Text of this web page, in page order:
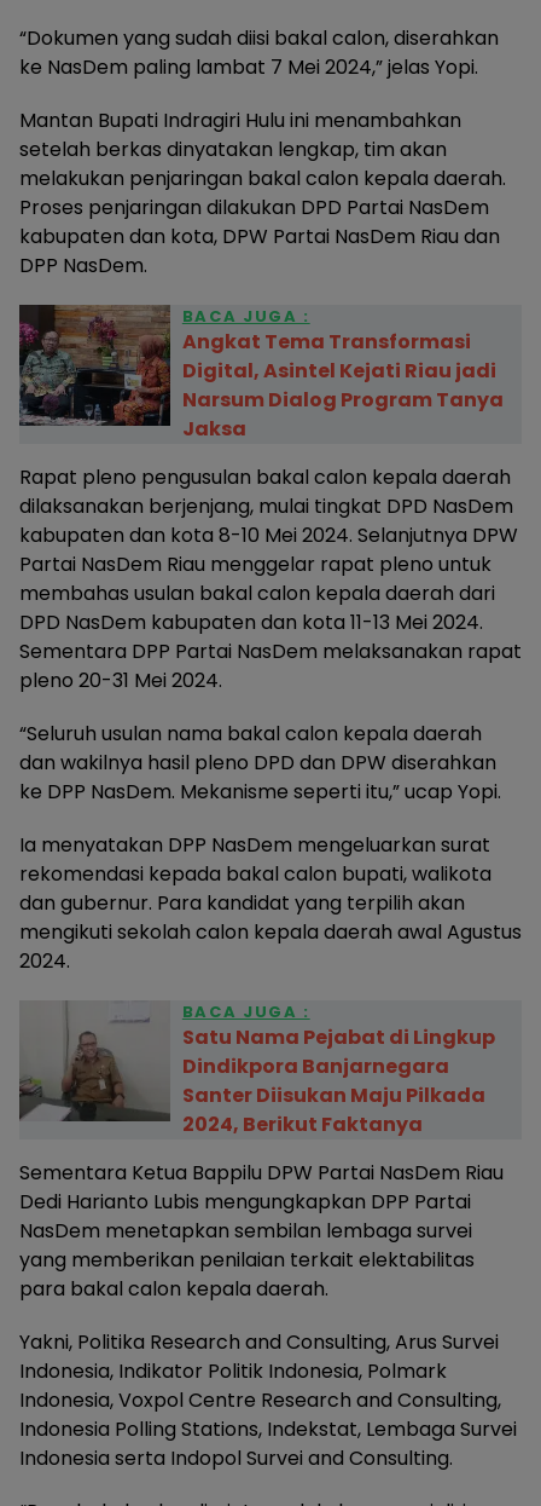
“Dokumen yang sudah diisi bakal calon, diserahkan
ke NasDem paling lambat 7 Mei 2024,” jelas Yopi.
Mantan Bupati Indragiri Hulu ini menambahkan
setelah berkas dinyatakan lengkap, tim akan
melakukan penjaringan bakal calon kepala daerah.
Proses penjaringan dilakukan DPD Partai NasDem
kabupaten dan kota, DPW Partai NasDem Riau dan
DPP NasDem.
BACA JUGA :
Angkat Tema Transformasi
Digital, Asintel Kejati Riau jadi
Narsum Dialog Program Tanya
Jaksa
Rapat pleno pengusulan bakal calon kepala daerah
dilaksanakan berjenjang, mulai tingkat DPD NasDem
kabupaten dan kota 8-10 Mei 2024. Selanjutnya DPW
Partai NasDem Riau menggelar rapat pleno untuk
membahas usulan bakal calon kepala daerah dari
DPD NasDem kabupaten dan kota 11-13 Mei 2024.
Sementara DPP Partai NasDem melaksanakan rapat
pleno 20-31 Mei 2024.
“Seluruh usulan nama bakal calon kepala daerah
dan wakilnya hasil pleno DPD dan DPW diserahkan
ke DPP NasDem. Mekanisme seperti itu,” ucap Yopi.
Ia menyatakan DPP NasDem mengeluarkan surat
rekomendasi kepada bakal calon bupati, walikota
dan gubernur. Para kandidat yang terpilih akan
mengikuti sekolah calon kepala daerah awal Agustus
2024.
BACA JUGA :
Satu Nama Pejabat di Lingkup
Dindikpora Banjarnegara
Santer Diisukan Maju Pilkada
2024, Berikut Faktanya
Sementara Ketua Bappilu DPW Partai NasDem Riau
Dedi Harianto Lubis mengungkapkan DPP Partai
NasDem menetapkan sembilan lembaga survei
yang memberikan penilaian terkait elektabilitas
para bakal calon kepala daerah.
Yakni, Politika Research and Consulting, Arus Survei
Indonesia, Indikator Politik Indonesia, Polmark
Indonesia, Voxpol Centre Research and Consulting,
Indonesia Polling Stations, Indekstat, Lembaga Survei
Indonesia serta Indopol Survei and Consulting.